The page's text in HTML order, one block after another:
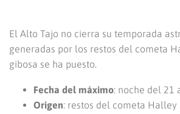
El Alto Tajo no cierra su temporada
generadas por los restos del cometa
gibosa se ha puesto.
Fecha del máximo: noche del 21
Origen: restos del cometa